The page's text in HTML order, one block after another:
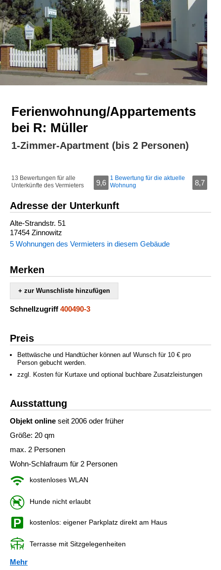
Ferienwohnung/Appartements
bei R: Müller
1-Zimmer-Apartment (bis 2 Personen)
13 Bewertungen für alle
Unterkünfte des Vermieters
9,6
1 Bewertung für die aktuelle
Wohnung
8,7
Adresse der Unterkunft
Alte-Strandstr. 51
17454 Zinnowitz
5 Wohnungen des Vermieters in diesem Gebäude
Merken
+ zur Wunschliste hinzufügen
Schnellzugriff 400490-3
Preis
Bettwäsche und Handtücher können auf Wunsch für 10 € pro
Person gebucht werden.
zzgl. Kosten für Kurtaxe und optional buchbare Zusatzleistungen
Ausstattung
Objekt online seit 2006 oder früher
Größe: 20 qm
max. 2 Personen
Wohn-Schlafraum für 2 Personen
kostenloses WLAN
Hunde nicht erlaubt
kostenlos: eigener Parkplatz direkt am Haus
Terrasse mit Sitzgelegenheiten
Mehr